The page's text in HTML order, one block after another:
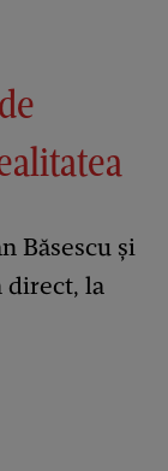
Băsescu și
direct, la